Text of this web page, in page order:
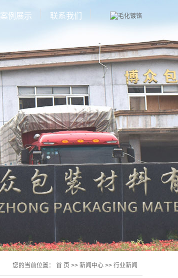
案例展示
厂房环境
设备展示
联系我们
您的当前位置： 首 页 >> 新闻中心 >> 行业新闻